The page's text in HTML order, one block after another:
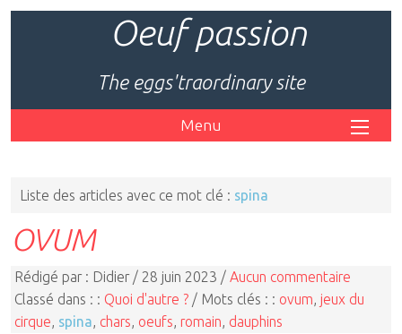
Oeuf passion
The eggs'traordinary site
Menu
Liste des articles avec ce mot clé : spina
OVUM
Rédigé par : Didier / 28 juin 2023 / Aucun commentaire
Classé dans : : Quoi d'autre ? / Mots clés : : ovum jeux du
cirque spina chars oeufs romain dauphins